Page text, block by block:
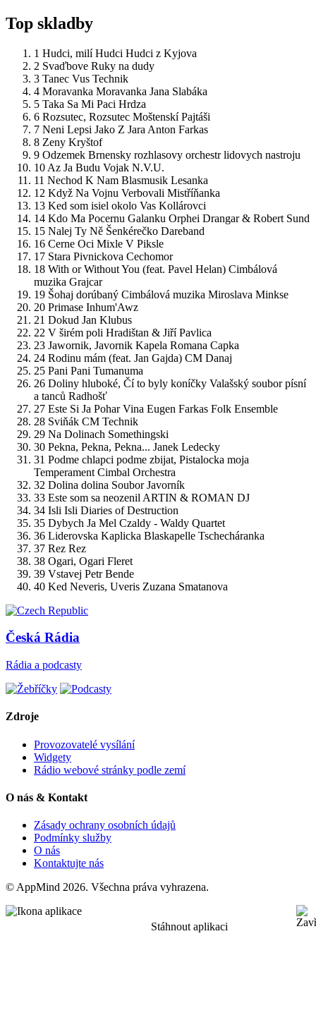
Top skladby
1 Hudci, milí Hudci Hudci z Kyjova
2 Svaďbove Ruky na dudy
3 Tanec Vus Technik
4 Moravanka Moravanka Jana Slabáka
5 Taka Sa Mi Paci Hrdza
6 Rozsutec, Rozsutec Moštenskí Pajtáši
7 Neni Lepsi Jako Z Jara Anton Farkas
8 Zeny Kryštof
9 Odzemek Brnensky rozhlasovy orchestr lidovych nastroju
10 Az Ja Budu Vojak N.V.U.
11 Nechod K Nam Blasmusik Lesanka
12 Když Na Vojnu Verbovali Mistříňanka
13 Ked som isiel okolo Vas Kollárovci
14 Kdo Ma Pocernu Galanku Orphei Drangar & Robert Sund
15 Nalej Ty Ně Šenkérečko Dareband
16 Cerne Oci Mixle V Piksle
17 Stara Pivnickova Cechomor
18 With or Without You (feat. Pavel Helan) Cimbálová
muzika Grajcar
19 Šohaj dorúbaný Cimbálová muzika Miroslava Minkse
20 Primase Inhum'Awz
21 Dokud Jan Klubus
22 V širém poli Hradištan & Jiří Pavlica
23 Jawornik, Javornik Kapela Romana Capka
24 Rodinu mám (feat. Jan Gajda) CM Danaj
25 Pani Pani Tumanuma
26 Doliny hluboké, Čí to byly koníčky Valašský soubor písní
a tanců Radhošť
27 Este Si Ja Pohar Vina Eugen Farkas Folk Ensemble
28 Sviňák CM Technik
29 Na Dolinach Somethingski
30 Pekna, Pekna, Pekna... Janek Ledecky
31 Podme chlapci podme zbijat, Pistalocka moja
Temperament Cimbal Orchestra
32 Dolina dolina Soubor Javorník
33 Este som sa neozenil ARTIN & ROMAN DJ
34 Isli Isli Diaries of Destruction
35 Dybych Ja Mel Czaldy - Waldy Quartet
36 Liderovska Kaplicka Blaskapelle Tschecháranka
37 Rez Rez
38 Ogari, Ogari Fleret
39 Vstavej Petr Bende
40 Ked Neveris, Uveris Zuzana Smatanova
Česká Rádia
Rádia a podcasty
Zdroje
Provozovatelé vysílání
Widgety
Rádio webové stránky podle zemí
O nás & Kontakt
Zásady ochrany osobních údajů
Podmínky služby
O nás
Kontaktujte nás
© AppMind 2026. Všechna práva vyhrazena.
Stáhnout aplikaci